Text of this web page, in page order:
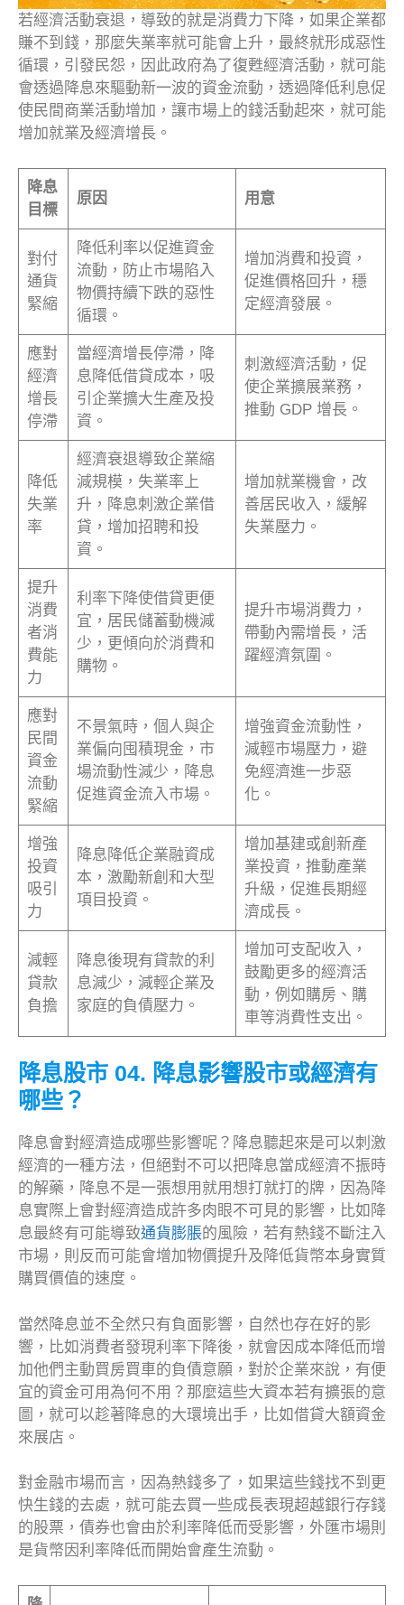
若經濟活動衰退，導致的就是消費力下降，如果企業都
賺不到錢，那麼失業率就可能會上升，最終就形成惡性
循環，引發民怨，因此政府為了復甦經濟活動，就可能
會透過降息來驅動新一波的資金流動，透過降低利息促
使民間商業活動增加，讓市場上的錢活動起來，就可能
增加就業及經濟增長。
降息
目標
原因 用意
對付
通貨
緊縮
降低利率以促進資金
流動，防止市場陷入
物價持續下跌的惡性
循環。
增加消費和投資，
促進價格回升，穩
定經濟發展。
應對
經濟
增長
停滯
當經濟增長停滯，降
息降低借貸成本，吸
引企業擴大生產及投
資。
刺激經濟活動，促
使企業擴展業務，
推動 GDP 增長。
降低
失業
率
經濟衰退導致企業縮
減規模，失業率上
升，降息刺激企業借
貸，增加招聘和投
資。
增加就業機會，改
善居民收入，緩解
失業壓力。
提升
消費
者消
費能
力
利率下降使借貸更便
宜，居民儲蓄動機減
少，更傾向於消費和
購物。
提升市場消費力，
帶動內需增長，活
躍經濟氛圍。
應對
民間
資金
流動
緊縮
不景氣時，個人與企
業偏向囤積現金，市
場流動性減少，降息
促進資金流入市場。
增強資金流動性，
減輕市場壓力，避
免經濟進一步惡
化。
增強
投資
吸引
力
降息降低企業融資成
本，激勵新創和大型
項目投資。
增加基建或創新產
業投資，推動產業
升級，促進長期經
濟成長。
減輕
貸款
負擔
降息後現有貸款的利
息減少，減輕企業及
家庭的負債壓力。
增加可支配收入，
鼓勵更多的經濟活
動，例如購房、購
車等消費性支出。
降息股市 04. 降息影響股市或經濟有
哪些？
降息會對經濟造成哪些影響呢？降息聽起來是可以刺激
經濟的一種方法，但絕對不可以把降息當成經濟不振時
的解藥，降息不是一張想用就用想打就打的牌，因為降
息實際上會對經濟造成許多肉眼不可見的影響，比如降
息最終有可能導致通貨膨脹的風險，若有熱錢不斷注入
市場，則反而可能會增加物價提升及降低貨幣本身實質
購買價值的速度。
當然降息並不全然只有負面影響，自然也存在好的影
響，比如消費者發現利率下降後，就會因成本降低而增
加他們主動買房買車的負債意願，對於企業來說，有便
宜的資金可用為何不用？那麼這些大資本若有擴張的意
圖，就可以趁著降息的大環境出手，比如借貸大額資金
來展店。
對金融市場而言，因為熱錢多了，如果這些錢找不到更
快生錢的去處，就可能去買一些成長表現超越銀行存錢
的股票，債券也會由於利率降低而受影響，外匯市場則
是貨幣因利率降低而開始會產生流動。